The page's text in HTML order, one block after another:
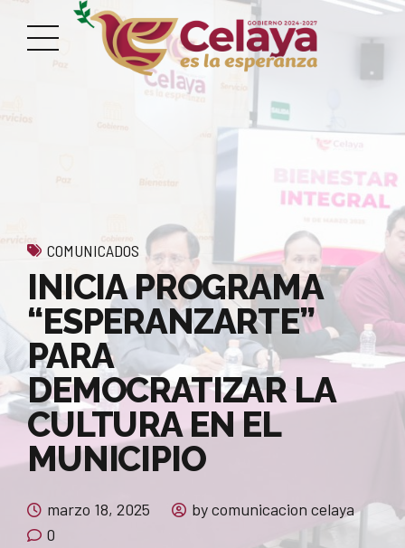
COMUNICADOS
INICIA PROGRAMA
“ESPERANZARTE”
PARA
DEMOCRATIZAR LA
CULTURA EN EL
MUNICIPIO
marzo 18, 2025
by comunicacion celaya
0